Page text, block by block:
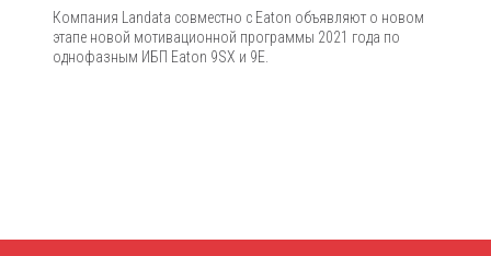
Компания Landata совместно с Eaton объявляют о новом
этапе новой мотивационной программы 2021 года по
однофазным ИБП Eaton 9SX и 9E.